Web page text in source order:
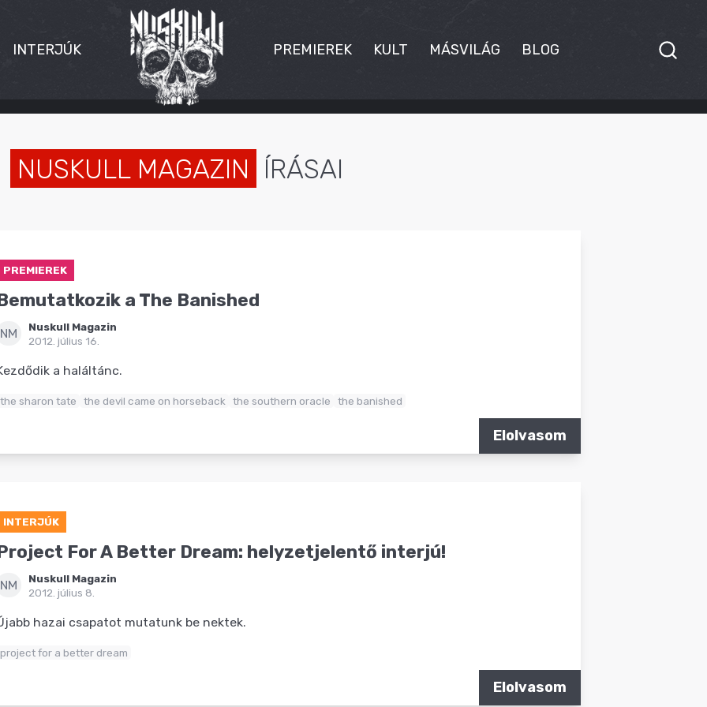
INTERJÚK PREMIEREK KULT MÁSVILÁG BLOG
NUSKULL MAGAZIN ÍRÁSAI
PREMIEREK
a The Banished
NM
Nuskull Magazin
2012. július 16.
a haláltánc.
the sharon tate the devil came on horseback the southern oracle the banished
Elolvasom
INTERJÚK
For A Better Dream: helyzetjelentő interjú!
NM
Nuskull Magazin
2012. július 8.
hazai csapatot mutatunk be nektek.
project for a better dream
Elolvasom